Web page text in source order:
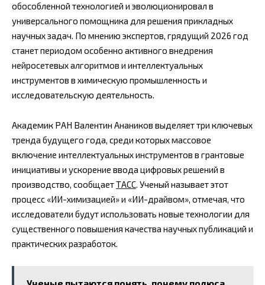
обособленной технологией и эволюционировал в
универсального помощника для решения прикладных
научных задач. По мнению экспертов, грядущий 2026 год
станет периодом особенно активного внедрения
нейросетевых алгоритмов и интеллектуальных
инструментов в химическую промышленность и
исследовательскую деятельность.
Академик РАН Валентин Анаников выделяет три ключевых
тренда будущего года, среди которых массовое
включение интеллектуальных инструментов в грантовые
инициативы и ускорение ввода цифровых решений в
производство, сообщаетТАСС . Ученый называет этот
процесс «ИИ-химизацией» и «ИИ-драйвом», отмечая, что
исследователи будут использовать новые технологии для
существенного повышения качества научных публикаций и
практических разработок.